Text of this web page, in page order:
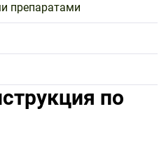
препаратами
по